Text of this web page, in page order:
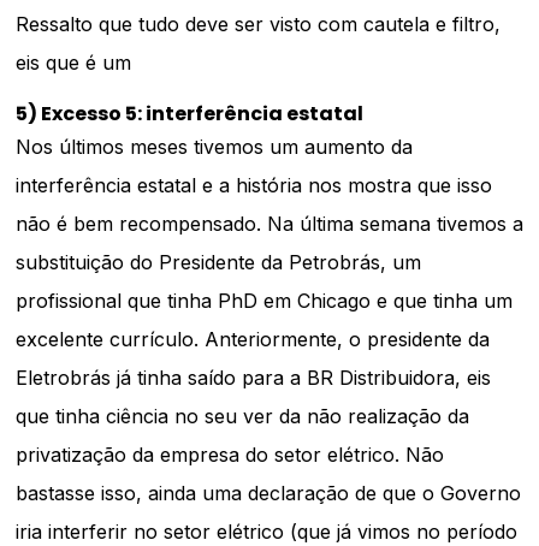
Ressalto que tudo deve ser visto com cautela e filtro,
eis que é um
5) Excesso 5: interferência estatal
Nos últimos meses tivemos um aumento da
interferência estatal e a história nos mostra que isso
não é bem recompensado. Na última semana tivemos a
substituição do Presidente da Petrobrás, um
profissional que tinha PhD em Chicago e que tinha um
excelente currículo. Anteriormente, o presidente da
Eletrobrás já tinha saído para a BR Distribuidora, eis
que tinha ciência no seu ver da não realização da
privatização da empresa do setor elétrico. Não
bastasse isso, ainda uma declaração de que o Governo
iria interferir no setor elétrico (que já vimos no período